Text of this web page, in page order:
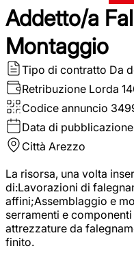
Addetto/a
Montaggio
Tipo di contratto Da
Retribuzione Lorda
Codice annuncio
Data di pubblicazione
Città Arezzo
La risorsa, una volta
di:Lavorazioni di
affini;Assemblaggio e
serramenti e
attrezzature da
finito.